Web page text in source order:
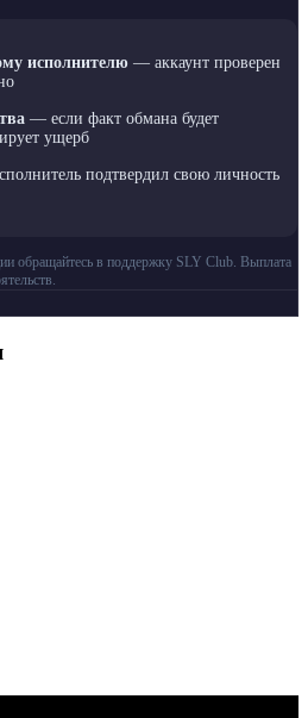
исполнителю — аккаунт проверен
— если факт обмана будет
ущерб
подтвердил свою личность
обращайтесь в поддержку SLY Club. Выплата